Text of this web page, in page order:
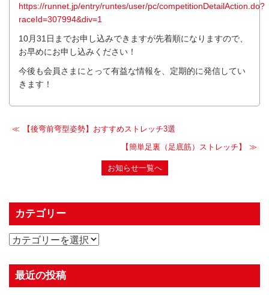
https://runnet.jp/entry/runtes/user/pc/competitionDetailAction.do?
raceId=307994&div=1
10月31日までお申し込みできますが先着順になりますので、
お早めにお申し込みください！
今後も会員さまにとって有益な情報を、定期的に発信してい
きます！
【後弯前弯型姿勢】おすすめストレッチ3選
【簡単足裏（足底筋）ストレッチ】
お知らせ一覧へ
カテゴリー
最近の投稿